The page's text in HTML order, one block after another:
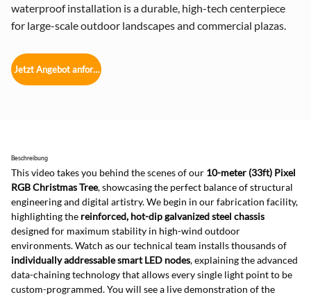
waterproof installation is a durable, high-tech centerpiece
for large-scale outdoor landscapes and commercial plazas.
Jetzt Angebot anfordern
Beschreibung
This video takes you behind the scenes of our 10-meter (33ft) Pixel
RGB Christmas Tree, showcasing the perfect balance of structural
engineering and digital artistry. We begin in our fabrication facility,
highlighting the reinforced, hot-dip galvanized steel chassis
designed for maximum stability in high-wind outdoor
environments. Watch as our technical team installs thousands of
individually addressable smart LED nodes, explaining the advanced
data-chaining technology that allows every single light point to be
custom-programmed. You will see a live demonstration of the